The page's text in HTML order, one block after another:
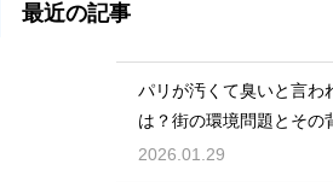
最近の記事
パリが汚くて臭いと言わ
は？街の環境問題とその
説
2026.01.29